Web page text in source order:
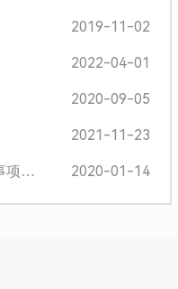
2019-11-02
2022-04-01
2020-09-05
2021-11-23
项… 2020-01-14